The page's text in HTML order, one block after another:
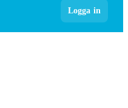
Logga in